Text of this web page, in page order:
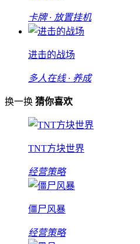
卡牌 · 放置挂机
进击的战场
多人在线 · 养成
换一换 猜你喜欢
TNT方块世界
经营策略
僵尸风暴
经营策略